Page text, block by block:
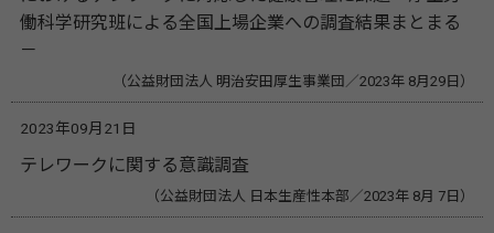
働科学研究班による全国上場企業への調査結果まとまる
－
（公益財団法人 明治安田厚生事業団／2023年 8月29日）
2023年09月21日
テレワークに関する意識調査
（公益財団法人 日本生産性本部／2023年 8月 7日）